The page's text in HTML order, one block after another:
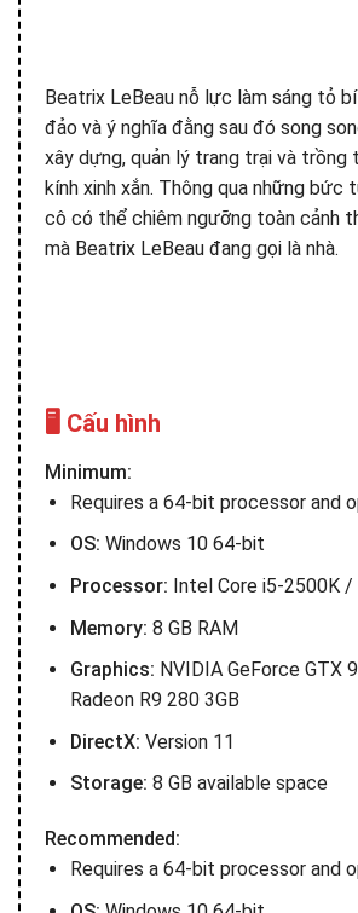
Beatrix LeBeau nỗ lực làm sáng tỏ
đảo và ý nghĩa đằng sau đó song
xây dựng, quản lý trang trại và trồng
kính xinh xắn. Thông qua những bức
cô có thể chiêm ngưỡng toàn cảnh
mà Beatrix LeBeau đang gọi là nhà.
🖥️ Cấu hình
Minimum:
Requires a 64-bit processor and
OS: Windows 10 64-bit
Processor: Intel Core i5-2500K /
Memory: 8 GB RAM
Graphics: NVIDIA GeForce GTX
Radeon R9 280 3GB
DirectX: Version 11
Storage: 8 GB available space
Recommended:
Requires a 64-bit processor and